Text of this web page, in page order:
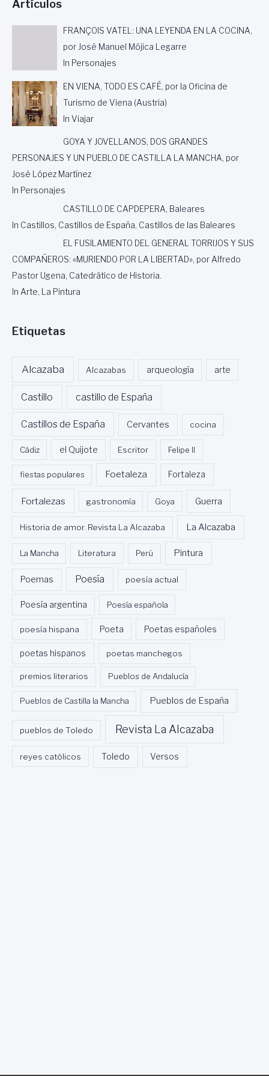
Artículos
FRANÇOIS VATEL: UNA LEYENDA EN LA COCINA,
por José Manuel Mójica Legarre
In Personajes
EN VIENA, TODO ES CAFÉ, por la Oficina de
Turismo de Viena (Austria)
In Viajar
GOYA Y JOVELLANOS, DOS GRANDES
PERSONAJES Y UN PUEBLO DE CASTILLA LA MANCHA, por
José López Martínez
In Personajes
CASTILLO DE CAPDEPERA, Baleares
In Castillos, Castillos de España, Castillos de las Baleares
EL FUSILAMIENTO DEL GENERAL TORRIJOS Y SUS
COMPAÑEROS: «MURIENDO POR LA LIBERTAD», por Alfredo
Pastor Ugena, Catedrático de Historia.
In Arte, La Pintura
Etiquetas
Alcazaba Alcazabas arqueología arte
Castillo castillo de España
Castillos de España Cervantes cocina
Cádiz el Quijote Escritor Felipe II
fiestas populares Foetaleza Fortaleza
Fortalezas gastronomía Goya Guerra
Historia de amor. Revista La Alcazaba La Alcazaba
La Mancha Literatura Perú Pintura
Poemas Poesía poesía actual
Poesía argentina Poesía española
poesía hispana Poeta Poetas españoles
poetas hispanos poetas manchegos
premios literarios Pueblos de Andalucía
Pueblos de Castilla la Mancha Pueblos de España
pueblos de Toledo Revista La Alcazaba
reyes católicos Toledo Versos